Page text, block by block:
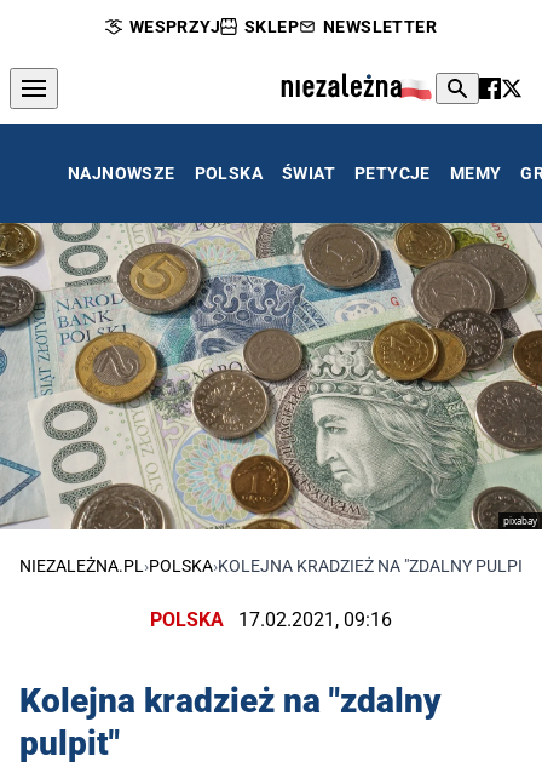
WESPRZYJ SKLEP NEWSLETTER
NAJNOWSZE POLSKA ŚWIAT PETYCJE MEMY
pixabay
NIEZALEŻNA.PL ›POLSKA›KOLEJNA KRADZIEŻ NA "ZDALNY PULPIT"
POLSKA 17.02.2021, 09:16
Kolejna kradzież na "zdalny
pulpit"